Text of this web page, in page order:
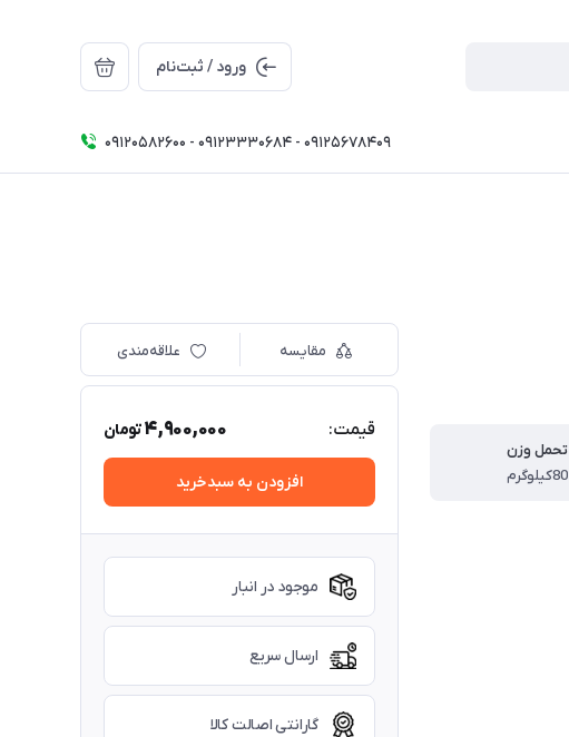
ورود / ثبت‌نام
09120582600 - 09123330684 - 09125678409
تحمل وزن
80کیلوگرم
مقایسه علاقه‌مندی
قیمت: 4,900,000تومان
افزودن به سبدخرید
موجود در انبار
ارسال سریع
گارانتی اصالت کالا